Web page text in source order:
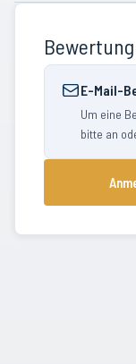
E-Mail-
Um eine
bitte an